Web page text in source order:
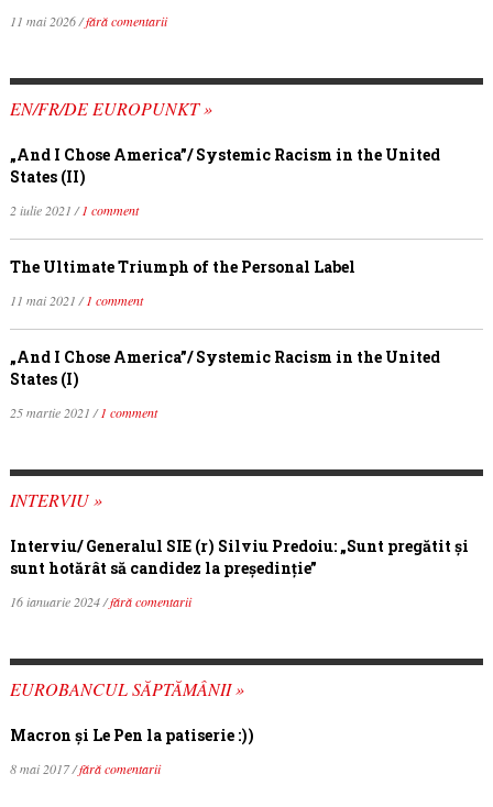
11 mai 2026 /fără comentarii
EN/FR/DE EUROPUNKT »
„And I Chose America”/ Systemic Racism in the United
States (II)
2 iulie 2021 /1 comment
The Ultimate Triumph of the Personal Label
11 mai 2021 /1 comment
„And I Chose America”/ Systemic Racism in the United
States (I)
25 martie 2021 /1 comment
INTERVIU »
Interviu/ Generalul SIE (r) Silviu Predoiu: „Sunt pregătit și
sunt hotărât să candidez la președinție”
16 ianuarie 2024 /fără comentarii
EUROBANCUL SĂPTĂMÂNII »
Macron şi Le Pen la patiserie :))
8 mai 2017 /fără comentarii